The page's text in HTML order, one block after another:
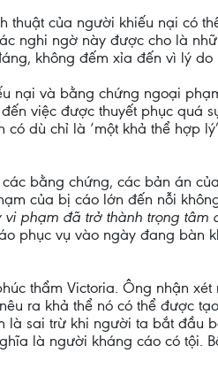
thuật của người khiếu nại có
nghi ngờ này được cho là
không đếm xỉa đến vì lý do
nại và bằng chứng ngoại
việc được thuyết phục quá
dù chỉ là ‘một khả thể hợp
bằng chứng, các bản án
của bị cáo lớn đến nỗi
vi phạm đã trở thành trọng tâm
phục vụ vào ngày đang bàn
thẩm Victoria. Ông nhận
ra khả thể nó có thể được
là sai trừ khi người ta bắt
là người kháng cáo có tội.